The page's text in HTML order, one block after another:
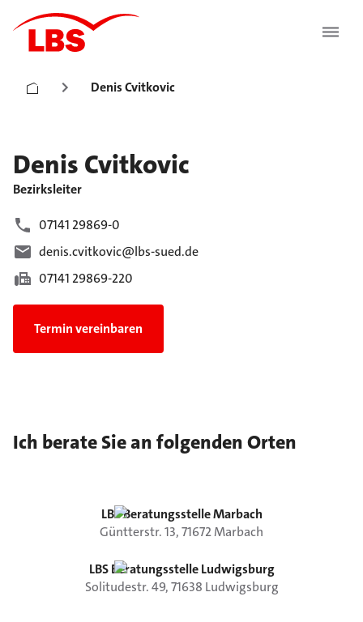
Denis Cvitkovic
Denis Cvitkovic
Bezirksleiter
07141 29869-0
denis.cvitkovic@lbs-sued.de
07141 29869-220
Termin vereinbaren
Ich berate Sie an folgenden Orten
LBS Beratungsstelle Marbach
Güntterstr.13,71672Marbach
LBS Beratungsstelle Ludwigsburg
Solitudestr.49,71638 Ludwigsburg